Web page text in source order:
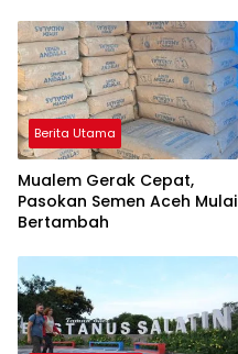
Berita Utama
Mualem Gerak Cepat,
Pasokan Semen Aceh Mulai
Bertambah